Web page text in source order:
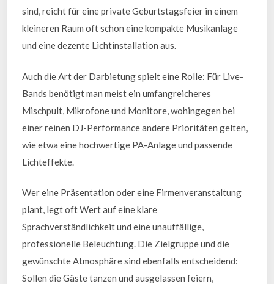
sind, reicht für eine private Geburtstagsfeier in einem
kleineren Raum oft schon eine kompakte Musikanlage
und eine dezente Lichtinstallation aus.
Auch die Art der Darbietung spielt eine Rolle: Für Live-
Bands benötigt man meist ein umfangreicheres
Mischpult, Mikrofone und Monitore, wohingegen bei
einer reinen DJ-Performance andere Prioritäten gelten,
wie etwa eine hochwertige PA-Anlage und passende
Lichteffekte.
Wer eine Präsentation oder eine Firmenveranstaltung
plant, legt oft Wert auf eine klare
Sprachverständlichkeit und eine unauffällige,
professionelle Beleuchtung. Die Zielgruppe und die
gewünschte Atmosphäre sind ebenfalls entscheidend:
Sollen die Gäste tanzen und ausgelassen feiern,